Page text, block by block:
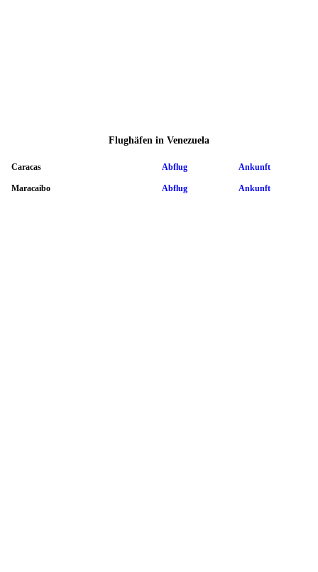
Flughäfen in Venezuela
Caracas Abflug Ankunft
Maracaibo Abflug Ankunft